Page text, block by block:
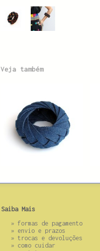
Veja também
Saiba Mais
» formas de pagamento
» envio e prazos
» trocas e devoluções
» como cuidar